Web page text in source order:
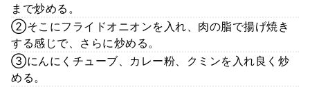
まで炒める。
②そこにフライドオニオンを入れ、肉の脂で揚げ焼き
する感じで、さらに炒める。
③にんにくチューブ、カレー粉、クミンを入れ良く炒
める。